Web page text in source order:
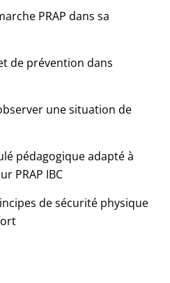
PRAP dans sa
de prévention dans
une situation de
pédagogique adapté à
PRAP IBC
de sécurité physique